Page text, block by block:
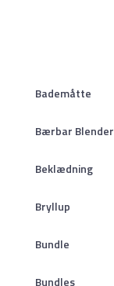
Bademåtte
Bærbar Blender
Beklædning
Bryllup
Bundle
Bundles